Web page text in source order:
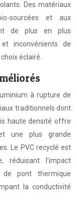
Des matériaux
sourcées et aux
de plus en plus
inconvénients de
éclairé.
à rupture de
traditionnels dont
haute densité offre
une plus grande
Le PVC recyclé est
réduisant l’impact
de pont thermique
la conductivité